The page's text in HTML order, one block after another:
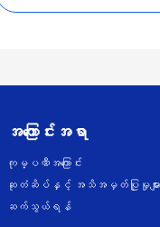
အကြောင်းအရာ
ကုမ္ပဏီအကြောင်း
ဆုတံဆိပ်နှင့် အသိအမှတ်ပြုမှုများ
ဆက်သွယ်ရန်